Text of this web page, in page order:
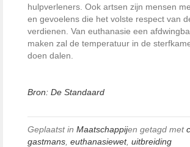
hulpverleners. Ook artsen zijn mensen
en gevoelens die het volste respect van
verdienen. Van euthanasie een
maken zal de temperatuur in de
doen dalen.
Bron: De Standaard
Geplaatst in Maatschappijen getagd met
gastmans euthanasiewet, uitbreiding